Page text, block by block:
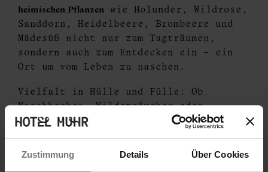
Zustimmung Details Über Cookies
heimischen Pflanzen wie Holunder, Wildrose,
Sanddorn, Heidelbeere, Brombeere und
Mädesüß nicht nur zum Tagträumen,
sondern auch zum Entdecken ein – ein
Ort um vom Leben zu naschen.
Vielfalt in Hülle und Fülle: Ob
Naschhecken, Wildsträucher oder
Hangbepflanzung mit Latschenkiefer,
charmantes Biotop schafft wertvolle